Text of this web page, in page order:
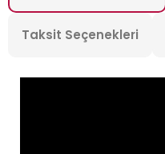
Taksit Seçenekleri